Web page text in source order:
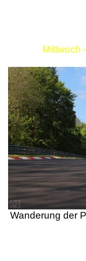
Mittwoch
Wanderung der